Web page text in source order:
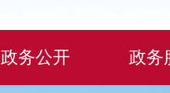
政务公开 政务